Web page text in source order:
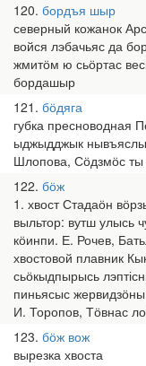
120 бордъя шыр
северный кожанок
войся лэбачьяс да
жмитӧм ю сьӧртас
бордашыр
121 бӧдяга
губка пресноводная
ыджыдджык
Шлопова, Сӧдзмӧс
122 бӧж
1. хвост Стадаӧн
выльтор: вутш улысь
кӧинпи. Е. Рочев,
хвостовой плавник
сьӧкыдпырысь
пиньясыс
И. Торопов, Тӧвнас
123 бӧж вож
вырезка хвоста